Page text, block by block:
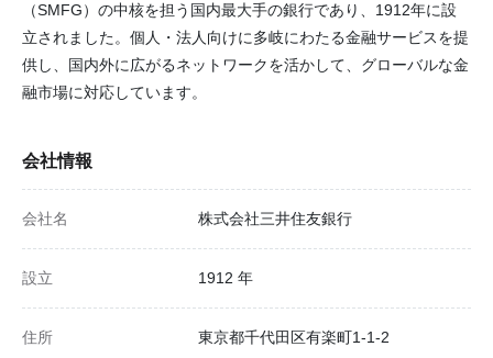
（SMFG）の中核を担う国内最大手の銀行であり、1912年に設
立されました。個人・法人向けに多岐にわたる金融サービスを提
供し、国内外に広がるネットワークを活かして、グローバルな金
融市場に対応しています。
会社情報
会社名 株式会社三井住友銀行
設立 1912 年
住所 東京都千代田区有楽町1-1-2